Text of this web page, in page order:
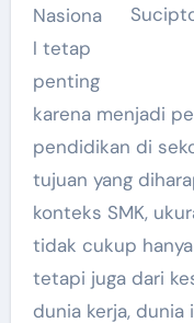
Nasiona
l tetap
penting
karena menjadi
pendidikan di
tujuan yang
konteks SMK,
tidak cukup
tetapi juga dari
dunia kerja,